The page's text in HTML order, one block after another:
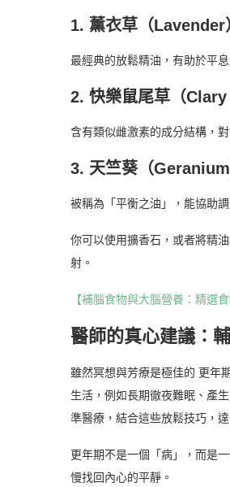
1. 薰衣草（Lavender
最經典的放鬆精油，有助於平
2. 快樂鼠尾草（Clary
含有類似雌激素的成分結構，
3. 天竺葵（Geranium
被稱為「平衡之油」，能協助
你可以使用擴香石，或者將精
射。
【補腦食物與大腦營養：精選
醫師的真心建議：
雖然冥想與芳療是極佳的 更年
生活，例如長期徹夜難眠、產
準醫療，結合這些放鬆技巧，
更年期不是一個「病」，而是
慢找回內心的平靜。